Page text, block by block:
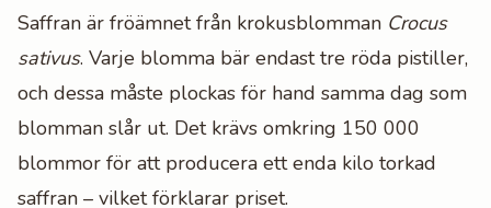
Saffran är fröämnet från krokusblomman Crocus
sativus. Varje blomma bär endast tre röda pistiller,
och dessa måste plockas för hand samma dag som
blomman slår ut. Det krävs omkring 150 000
blommor för att producera ett enda kilo torkad
saffran – vilket förklarar priset.